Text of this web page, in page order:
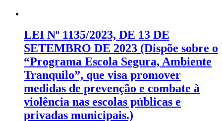
LEI Nº 1135/2023, DE 13 DE
SETEMBRO DE 2023 (Dispõe sobre o
“Programa Escola Segura, Ambiente
Tranquilo”, que visa promover
medidas de prevenção e combate à
violência nas escolas públicas e
privadas municipais.)